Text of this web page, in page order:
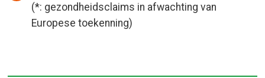
(*: gezondheidsclaims in afwachting van
Europese toekenning)